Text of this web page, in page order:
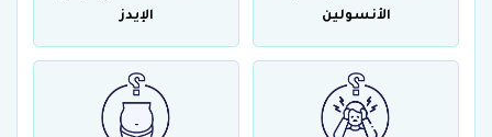
الأنسولين
الإيدز